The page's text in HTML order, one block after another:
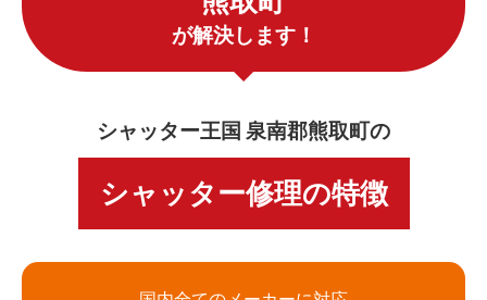
が解決します！
シャッター王国 泉南郡熊取町の
シャッター修理の特徴